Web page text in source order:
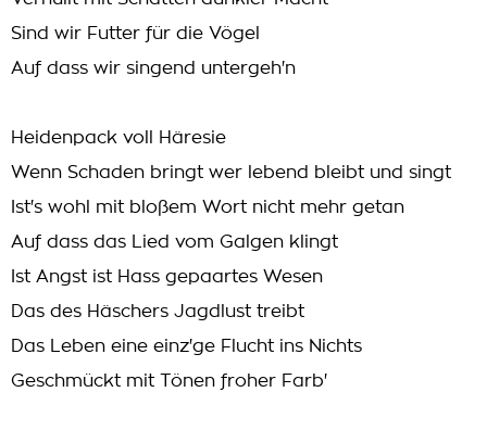
Sind wir Futter für die Vögel
Auf dass wir singend untergeh'n
Heidenpack voll Häresie
Wenn Schaden bringt wer lebend bleibt und singt
Ist's wohl mit bloßem Wort nicht mehr getan
Auf dass das Lied vom Galgen klingt
Ist Angst ist Hass gepaartes Wesen
Das des Häschers Jagdlust treibt
Das Leben eine einz'ge Flucht ins Nichts
Geschmückt mit Tönen froher Farb'